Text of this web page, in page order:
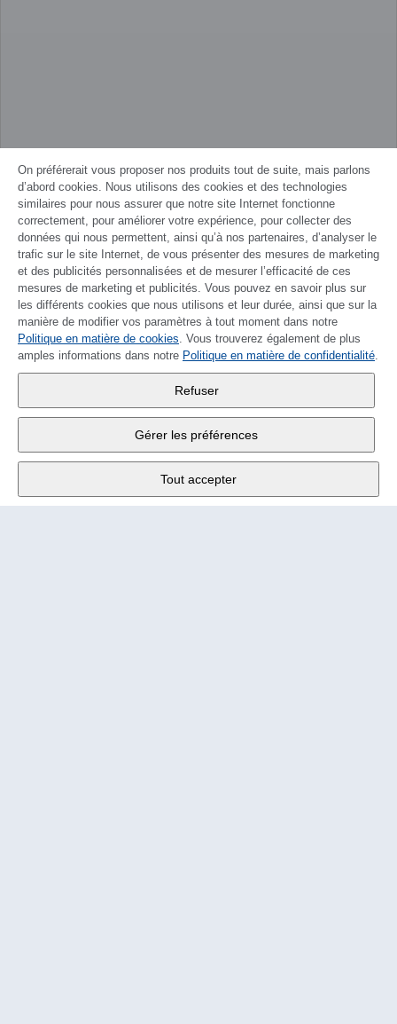
DEUTSCH
Fabrikstrasse 10, 3176 Neuenegg
Lu - Ve 9:00 - 12:00 h
Tél. +4131 377 21 11
On préférerait vous proposer nos produits tout de suite, mais parlons
d’abord cookies. Nous utilisons des cookies et des technologies
similaires pour nous assurer que notre site Internet fonctionne
correctement, pour améliorer votre expérience, pour collecter des
données qui nous permettent, ainsi qu’à nos partenaires, d’analyser le
trafic sur le site Internet, de vous présenter des mesures de marketing
et des publicités personnalisées et de mesurer l’efficacité de ces
mesures de marketing et publicités. Vous pouvez en savoir plus sur
les différents cookies que nous utilisons et leur durée, ainsi que sur la
manière de modifier vos paramètres à tout moment dans notre
Politique en matière de cookies. Vous trouverez également de plus
amples informations dans notre Politique en matière de confidentialité.
Refuser
Gérer les préférences
Tout accepter